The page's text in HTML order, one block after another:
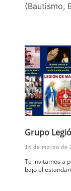
(Bautismo,
Grupo
16 de marzo de
Te invitamos a
bajo el